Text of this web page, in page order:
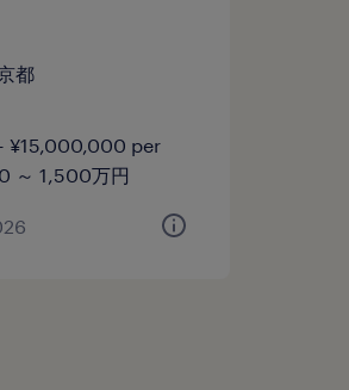
都
¥15,000,000 per
～ 1,500万円